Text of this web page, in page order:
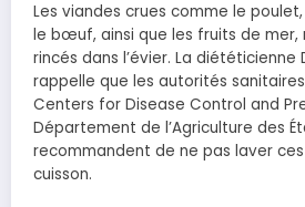
Les viandes crues comme le
le bœuf, ainsi que les fruits de
rincés dans l’évier. La diététicienne
rappelle que les autorités
Centers for Disease Control and
Département de l’Agriculture des
recommandent de ne pas laver
cuisson.